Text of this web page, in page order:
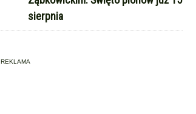
sierpnia
REKLAMA